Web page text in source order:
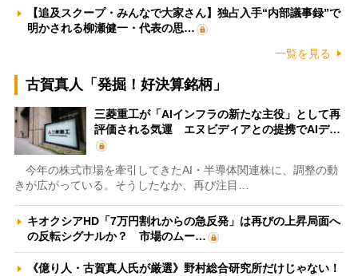
【追及スクープ・みんなで大家さん】独占入手“内部議事録”で
明かされる柳瀬健一・代表の思…
一覧を見る
古賀真人「発掘！好決算銘柄」
三菱重工が「AIインフラの新たな主役」として再
評価される気運 エヌビディアとの提携でAIデ…
今年の株式市場を牽引してきたAI・半導体関連株に、調整の動
きが広がっている。そうしたなか、再び注目…
キオクシアHD「7万円割れからの急反発」は再びの上昇局面へ
の反転シグナルか？ 市場のムー…
《億り人・古賀真人氏が厳選》野村総合研究所だけじゃない！